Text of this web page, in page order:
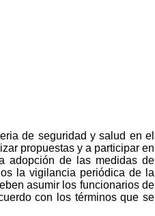
de seguridad y salud en el
propuestas y a participar en
adopción de las medidas de
la vigilancia periódica de la
asumir los funcionarios de
con los términos que se